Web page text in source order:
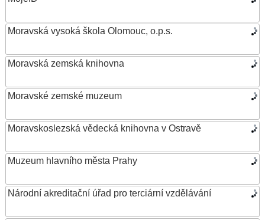
Moravská vysoká škola Olomouc, o.p.s.
Moravská zemská knihovna
Moravské zemské muzeum
Moravskoslezská vědecká knihovna v Ostravě
Muzeum hlavního města Prahy
Národní akreditační úřad pro terciární vzdělávání